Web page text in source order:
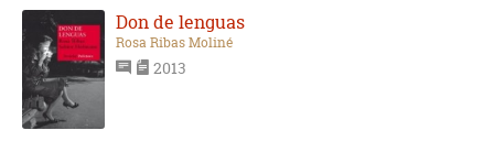
Don de lenguas
Rosa Ribas Moliné
2013